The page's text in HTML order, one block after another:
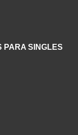
PARA SINGLES